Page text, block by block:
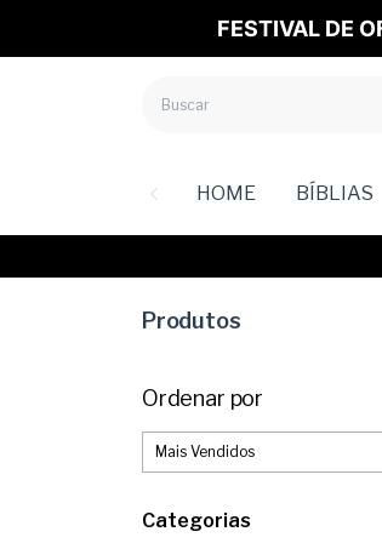
FESTIVAL DE
HOME BÍBLIAS
Produtos
Ordenar por
Categorias